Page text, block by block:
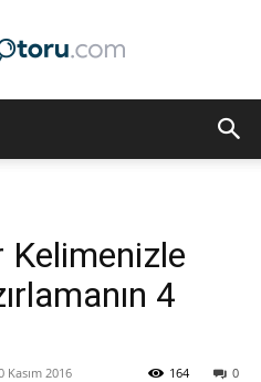
Kelimenizle
4
Kasım 2016 0
164